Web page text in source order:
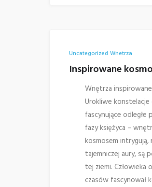
Uncategorized Wnetrza
Inspirowane
Wnętrza
Urokliwe konstelacje
fascynujące odległe
fazy księżyca –
kosmosem intrygują,
tajemniczej aury, są
tej ziemi. Człowieka
czasów fascynował